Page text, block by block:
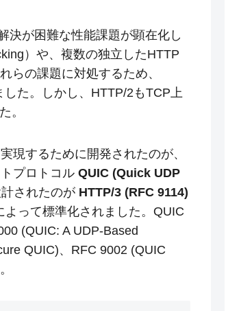
決が困難な性能課題が顕在化し
）や、複数の独立したHTTP
らの課題に対処するため、
た。しかし、HTTP/2もTCP上
。
現するために開発されたのが、
プロトコル QUIC (Quick UDP
されたのが HTTP/3 (RFC 9114)
って標準化されました。QUIC
(QUIC: A UDP-Based
QUIC)、RFC 9002 (QUIC